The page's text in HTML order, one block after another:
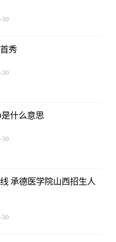
30
秀
30
什么意思
30
承德医学院山西招生人
30